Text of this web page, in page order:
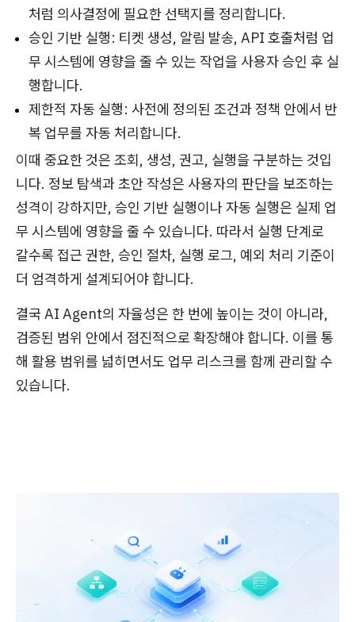
처럼 의사결정에 필요한 선택지를 정리합니다.
승인 기반 실행: 티켓 생성, 알림 발송, API 호출처럼 업
무 시스템에 영향을 줄 수 있는 작업을 사용자 승인 후 실
행합니다.
제한적 자동 실행: 사전에 정의된 조건과 정책 안에서 반
복 업무를 자동 처리합니다.
이때 중요한 것은 조회, 생성, 권고, 실행을 구분하는 것입
니다. 정보 탐색과 초안 작성은 사용자의 판단을 보조하는
성격이 강하지만, 승인 기반 실행이나 자동 실행은 실제 업
무 시스템에 영향을 줄 수 있습니다. 따라서 실행 단계로
갈수록 접근 권한, 승인 절차, 실행 로그, 예외 처리 기준이
더 엄격하게 설계되어야 합니다.
결국 AI Agent의 자율성은 한 번에 높이는 것이 아니라,
검증된 범위 안에서 점진적으로 확장해야 합니다. 이를 통
해 활용 범위를 넓히면서도 업무 리스크를 함께 관리할 수
있습니다.